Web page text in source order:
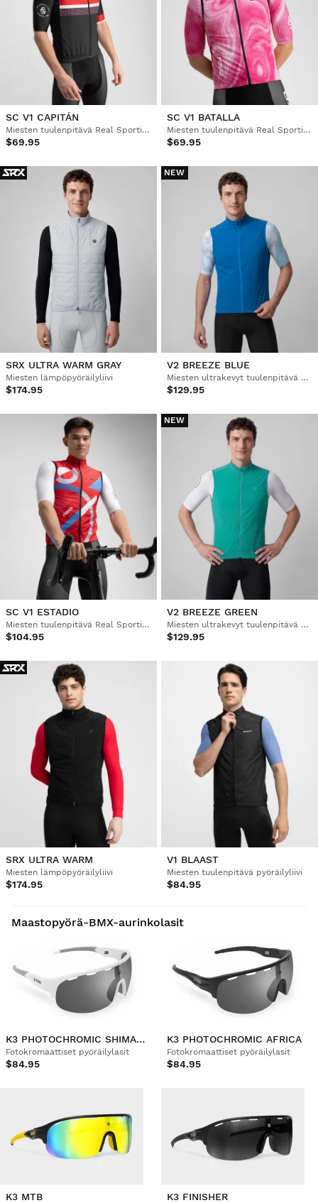
SC V1 CAPITÁN
Miesten tuulenpitävä Real Sporting de Gijón x Siroko -pyöräilyliivi
$69.95
SC V1 BATALLA
Miesten tuulenpitävä Real Sporting de Gijón x Siroko -pyöräilyliivi
$69.95
SRX ULTRA WARM GRAY
Miesten lämpöpyöräilyliivi
$174.95
NEW
V2 BREEZE BLUE
Miesten ultrakevyt tuulenpitävä pyöräilyliivi
$129.95
SC V1 ESTADIO
Miesten tuulenpitävä Real Sporting de Gijón x Siroko -pyöräilyliivi
$104.95
NEW
V2 BREEZE GREEN
Miesten ultrakevyt tuulenpitävä pyöräilyliivi
$129.95
SRX ULTRA WARM
Miesten lämpöpyöräilyliivi
$174.95
V1 BLAAST
Miesten tuulenpitävä pyöräilyliivi
$84.95
Maastopyörä-BMX-aurinkolasit
K3 PHOTOCHROMIC SHIMANAMI KAIDO
Fotokromaattiset pyöräilylasit
$84.95
K3 PHOTOCHROMIC AFRICA
Fotokromaattiset pyöräilylasit
$84.95
K3 MTB K3 FINISHER